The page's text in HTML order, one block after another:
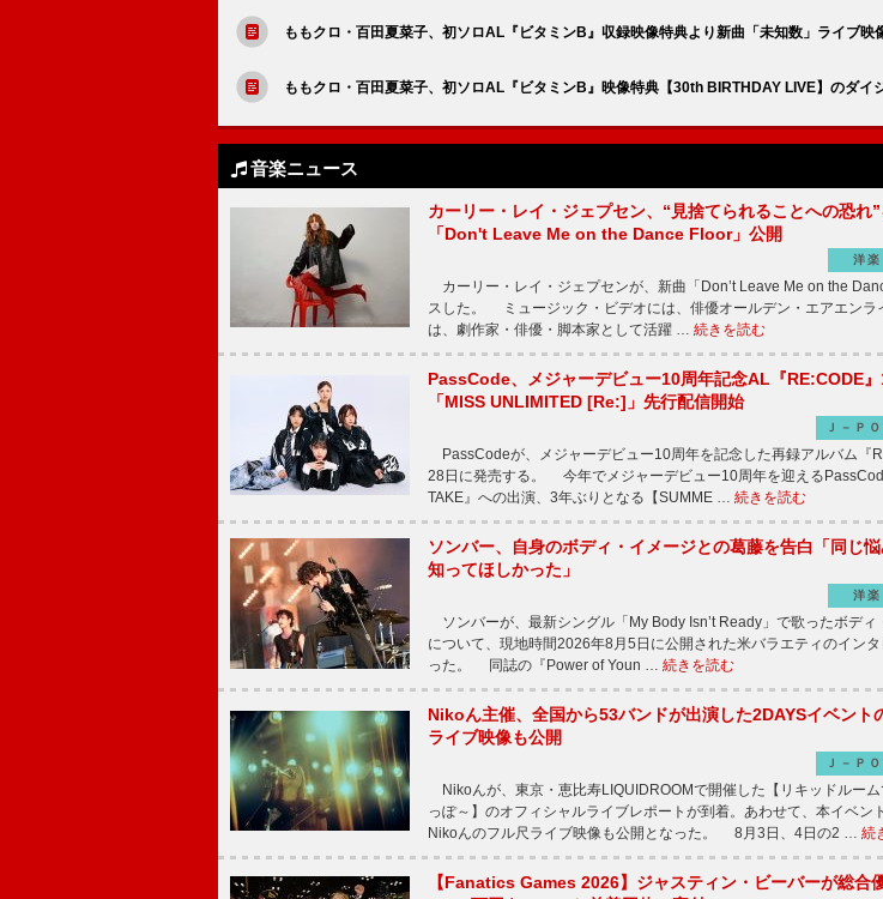
ももクロ・百田夏菜子、初ソロAL『ビタミンB』収録映像特典より新曲「未知数」ライブ映
ももクロ・百田夏菜子、初ソロAL『ビタミンB』映像特典【30th BIRTHDAY LIVE】のダイ
音楽ニュース
カーリー・レイ・ジェプセン、“見捨てられることへの恐れ
「Don't Leave Me on the Dance Floor」公開
洋楽
カーリー・レイ・ジェプセンが、新曲「Don’t Leave Me on the
スした。 ミュージック・ビデオには、俳優オールデン・エアエンラ
は、劇作家・俳優・脚本家として活躍 … 続きを読む
PassCode、メジャーデビュー10周年記念AL『RE:CODE
「MISS UNLIMITED [Re:]」先行配信開始
Ｊ－ＰＯ
PassCodeが、メジャーデビュー10周年を記念した再録アルバム『
28日に発売する。 今年でメジャーデビュー10周年を迎える
TAKE』への出演、3年ぶりとなる【SUMME … 続きを読む
ソンバー、自身のボディ・イメージとの葛藤を告白「同じ
知ってほしかった」
洋楽
ソンバーが、最新シングル「My Body Isn’t Ready」で歌ったボディ
について、現地時間2026年8月5日に公開された米バラエティのイン
った。 同誌の『Power of Youn … 続きを読む
Nikoん主催、全国から53バンドが出演した2DAYSイベント
ライブ映像も公開
Ｊ－ＰＯ
Nikoんが、東京・恵比寿LIQUIDROOMで開催した【リキッドルー
っぽ～】のオフィシャルライブレポートが到着。あわせて、本イベン
Nikoんのフル尺ライブ映像も公開となった。 8月3日、4日の2 … 続
【Fanatics Games 2026】ジャスティン・ビーバーが総合